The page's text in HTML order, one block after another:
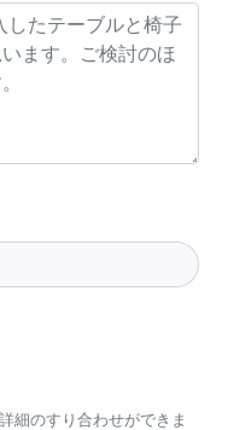
細のすり合わせができま